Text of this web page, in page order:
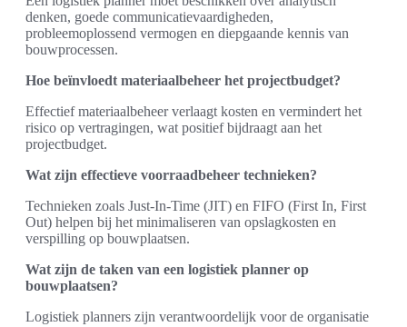
denken, goede communicatievaardigheden,
probleemoplossend vermogen en diepgaande kennis van
bouwprocessen.
Hoe beïnvloedt materiaalbeheer het projectbudget?
Effectief materiaalbeheer verlaagt kosten en vermindert het
risico op vertragingen, wat positief bijdraagt aan het
projectbudget.
Wat zijn effectieve voorraadbeheer technieken?
Technieken zoals Just-In-Time (JIT) en FIFO (First In, First
Out) helpen bij het minimaliseren van opslagkosten en
verspilling op bouwplaatsen.
Wat zijn de taken van een logistiek planner op
bouwplaatsen?
Logistiek planners zijn verantwoordelijk voor de organisatie